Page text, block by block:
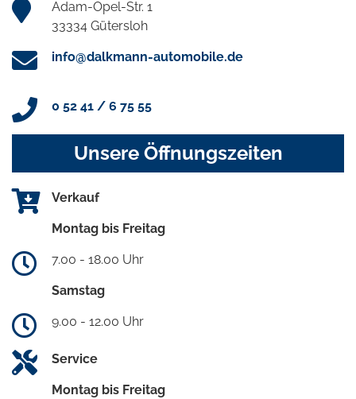
Adam-Opel-Str. 1
33334 Gütersloh
info@dalkmann-automobile.de
0 52 41 / 6 75 55
Unsere Öffnungszeiten
Verkauf
Montag bis Freitag
7.00 - 18.00 Uhr
Samstag
9.00 - 12.00 Uhr
Service
Montag bis Freitag